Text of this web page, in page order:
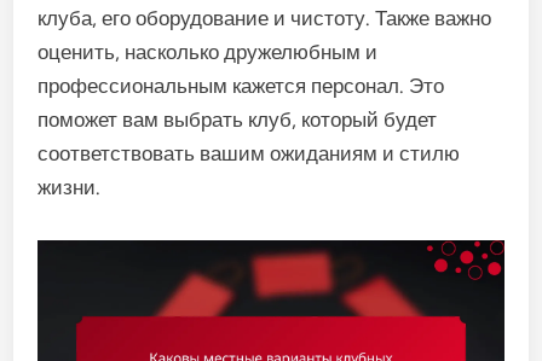
клуба, его оборудование и чистоту. Также важно
оценить, насколько дружелюбным и
профессиональным кажется персонал. Это
поможет вам выбрать клуб, который будет
соответствовать вашим ожиданиям и стилю
жизни.